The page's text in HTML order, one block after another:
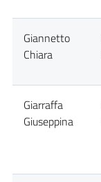
Giannetto
Chiara
Giarraffa
Giuseppina